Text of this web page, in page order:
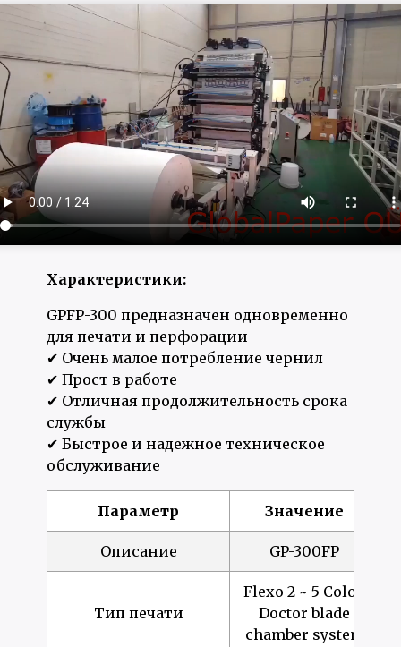
Характеристики:
GPFР-300 предназначен одновременно
для печати и перфорации
✔ Очень малое потребление чернил
✔ Прост в работе
✔ Отличная продолжительность срока
службы
✔ Быстрое и надежное техническое
обслуживание
Параметр Значение
Описание GP-300FP
Тип печати
Flexo 2 ~ 5 Color,
Doctor blade
chamber system